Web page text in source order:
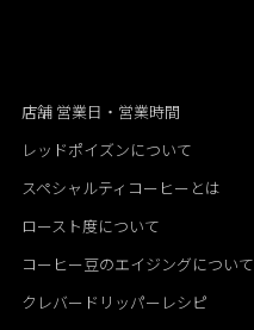
店舗 営業日・営業時間
レッドポイズンについて
スペシャルティコーヒーとは
ロースト度について
コーヒー豆のエイジングについて
クレバードリッパーレシピ